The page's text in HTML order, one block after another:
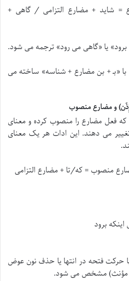
= شاید + مضارع التزامی / گاهی +
یا «گاهی می رود» ترجمه می شود.
با «ب‍ـ + بن مضارع + شناسه» ساخته می
إِذَن) و مضارع منصوب
فعل مضارع را منصوب کرده و معنای
می دهند. این ادات هر یک معنای
منصوب = که/تا + مضارع التزامی
اینکه برود
حرکت فتحه در انتها یا حذف نون عوض
مؤنث) مشخص می شود.